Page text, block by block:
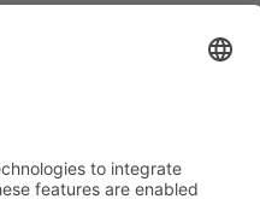
Verbindung mit
von gesamtstaatlichem
und industriellen
in einem international
nächstmöglichen